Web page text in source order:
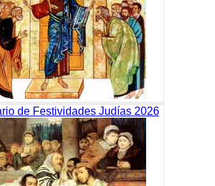
de Festividades Judías 2026